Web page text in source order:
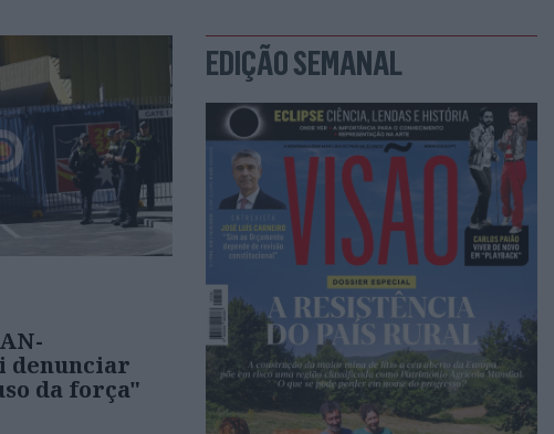
denunciar
da força"
EDIÇÃO SEMANAL